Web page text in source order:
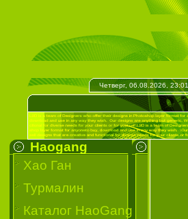
Четверг, 06.08.2026, 23:01
Haogang
Хао Ган
Турмалин
Каталог HaoGang